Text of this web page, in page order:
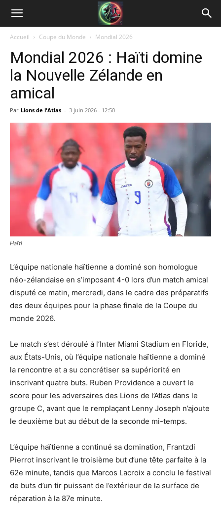
Accueil Coupe du Monde Mondial 2026
Mondial 2026 : Haïti domine
la Nouvelle Zélande en
amical
Par Lions de l'Atlas - 3 juin 2026 - 12:50
Haïti
L’équipe nationale haïtienne a dominé son homologue
néo-zélandaise en s’imposant 4-0 lors d’un match amical
disputé ce matin, mercredi, dans le cadre des préparatifs
des deux équipes pour la phase finale de la Coupe du
monde 2026.
Le match s’est déroulé à l’Inter Miami Stadium en Floride,
aux États-Unis, où l’équipe nationale haïtienne a dominé
la rencontre et a su concrétiser sa supériorité en
inscrivant quatre buts. Ruben Providence a ouvert le
score pour les adversaires des Lions de l’Atlas dans le
groupe C, avant que le remplaçant Lenny Joseph n’ajoute
le deuxième but au début de la seconde mi-temps.
L’équipe haïtienne a continué sa domination, Frantzdi
Pierrot inscrivant le troisième but d’une tête parfaite à la
62e minute, tandis que Marcos Lacroix a conclu le festival
de buts d’un tir puissant de l’extérieur de la surface de
réparation à la 87e minute.